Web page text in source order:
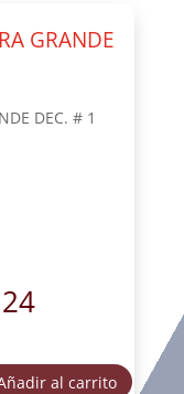
GRANDE
DEC. # 1
al carrito